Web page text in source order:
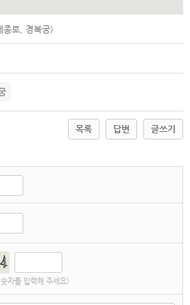
로, 경복궁)
목록 답변 글쓰기
자를 입력해 주세요)